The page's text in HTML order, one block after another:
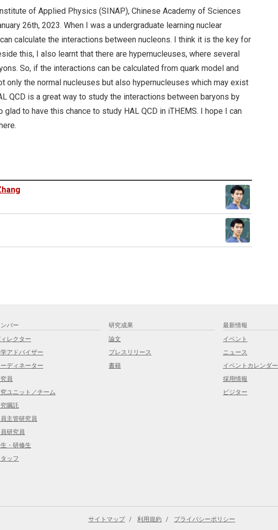
of Applied Physics (SINAP), Chinese Academy of Sciences
26th, 2023. When I was a undergraduate learning nuclear
calculate the interactions between nucleons. I think it is the key for
this, I also learnt that there are hypernucleuses, where several
So, if the interactions can be calculated from quark model and
only the normal nucleuses but also hypernucleuses which may exist
QCD is a great way to study the interactions between baryons by
glad to have this chance to study HAL QCD in iTHEMS. I hope I can
ンバー
レクター
アドバイザー
ーディネーター
員
ユニット／チーム
嘱託
主管研究員
研究員
・研修生
ッフ
研究成果
論文
プレスリリース
書籍
最新情報
イベント
ニュース
イベントカレンダー
採用情報
ビジター
サイトマップ 利用規約 プライバシーポリシー